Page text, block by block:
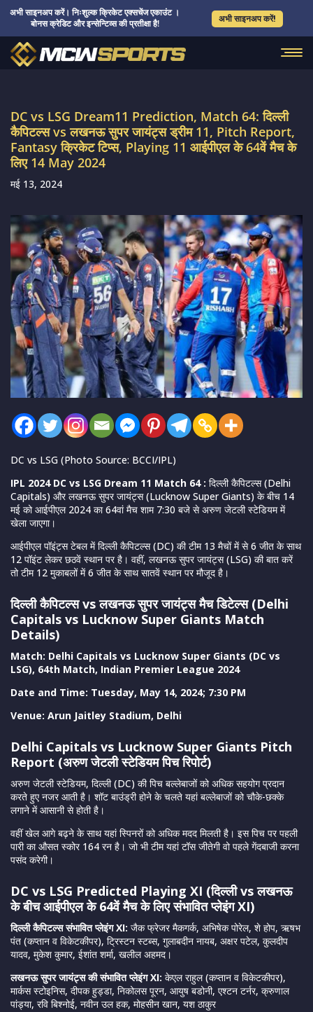
अभी साइनअप करें। निःशुल्क क्रिकेट एक्सचेंज एकाउंट ।
बोनस क्रेडिट और इन्सेन्टिव्स की प्रतीक्षा है!
अभी साइनअप करें!
DC vs LSG Dream11 Prediction, Match 64: दिल्ली
कैपिटल्स vs लखनऊ सुपर जायंट्स ड्रीम 11, Pitch Report,
Fantasy क्रिकेट टिप्स, Playing 11 आईपीएल के 64वें मैच के
लिए 14 May 2024
मई 13, 2024
DC vs LSG (Photo Source: BCCI/IPL)
IPL 2024 DC vs LSG Dream 11 Match 64 : दिल्ली कैपिटल्स (Delhi
Capitals) और लखनऊ सुपर जायंट्स (Lucknow Super Giants) के बीच 14
मई को आईपीएल 2024 का 64वां मैच शाम 7:30 बजे से अरुण जेटली स्टेडियम में
खेला जाएगा।
आईपीएल पॉइंट्स टेबल में दिल्ली कैपिटल्स (DC) की टीम 13 मैचों में से 6 जीत के साथ
12 पॉइंट लेकर छठवें स्थान पर है। वहीं, लखनऊ सुपर जायंट्स (LSG) की बात करें
तो टीम 12 मुकाबलों में 6 जीत के साथ सातवें स्थान पर मौजूद है।
दिल्ली कैपिटल्स vs लखनऊ सुपर जायंट्स मैच डिटेल्स (Delhi
Capitals vs Lucknow Super Giants Match
Details)
Match: Delhi Capitals vs Lucknow Super Giants (DC vs
LSG), 64th Match, Indian Premier League 2024
Date and Time: Tuesday, May 14, 2024; 7:30 PM
Venue: Arun Jaitley Stadium, Delhi
Delhi Capitals vs Lucknow Super Giants Pitch
Report (अरुण जेटली स्टेडियम पिच रिपोर्ट)
अरुण जेटली स्टेडियम, दिल्ली (DC) की पिच बल्लेबाजों को अधिक सहयोग प्रदान
करते हुए नजर आती है। शॉट बाउंड्री होने के चलते यहां बल्लेबाजों को चौके-छक्के
लगाने में आसानी से होती है।
वहीं खेल आगे बढ़ने के साथ यहां स्पिनरों को अधिक मदद मिलती है। इस पिच पर पहली
पारी का औसत स्कोर 164 रन है। जो भी टीम यहां टॉस जीतेगी वो पहले गेंदबाजी करना
पसंद करेगी।
DC vs LSG Predicted Playing XI (दिल्ली vs लखनऊ
के बीच आईपीएल के 64वें मैच के लिए संभावित प्लेइंग XI)
दिल्ली कैपिटल्स संभावित प्लेइंग XI: जैक फ्रेजर मैकगर्क, अभिषेक पोरेल, शे होप, ऋषभ
पंत (कप्तान व विकेटकीपर), ट्रिस्टन स्टब्स, गुलाबदीन नायब, अक्षर पटेल, कुलदीप
यादव, मुकेश कुमार, ईशांत शर्मा, खलील अहमद।
लखनऊ सुपर जायंट्स की संभावित प्लेइंग XI: केएल राहुल (कप्तान व विकेटकीपर),
मार्कस स्टोइनिस, दीपक हुड्डा, निकोलस पूरन, आयुष बडोनी, एश्टन टर्नर, क्रुणाल
पांड्या, रवि बिश्नोई, नवीन उल हक, मोहसीन खान, यश ठाकुर